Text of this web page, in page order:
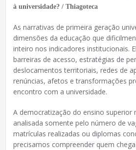
à universidade? / Thiagoteca
As narrativas de primeira geração
dimensões da educação que
inteiro nos indicadores institucionais.
barreiras de acesso, estratégias de
deslocamentos territoriais, redes de
renúncias, afetos e transformações
encontro com a universidade.
A democratização do ensino superior
analisada somente pelo número de
matrículas realizadas ou diplomas
precisamos compreender quem